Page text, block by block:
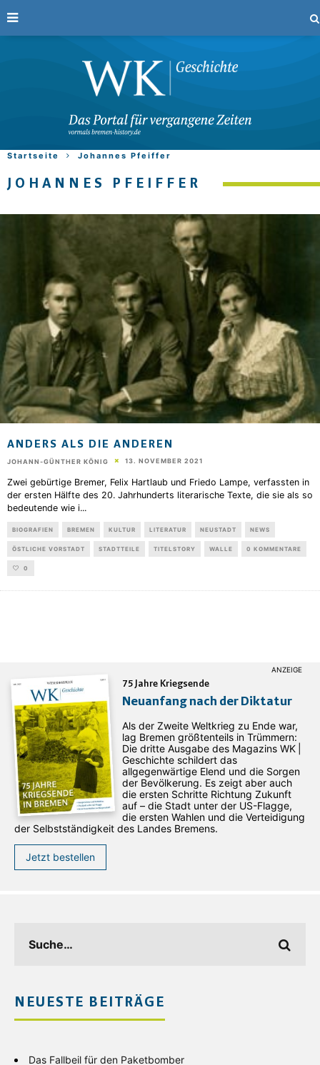
Startseite Johannes Pfeiffer
JOHANNES PFEIFFER
ANDERS ALS DIE ANDEREN
JOHANN-GÜNTHER KÖNIG 13. NOVEMBER 2021
Zwei gebürtige Bremer, Felix Hartlaub und Friedo Lampe, verfassten in
der ersten Hälfte des 20. Jahrhunderts literarische Texte, die sie als so
bedeutende wie i...
BIOGRAFIEN BREMEN KULTUR LITERATUR NEUSTADT NEWS
ÖSTLICHE VORSTADT STADTTEILE TITELSTORY WALLE 0 KOMMENTARE
0
75 Jahre Kriegsende
Neuanfang nach der Diktatur
Als der Zweite Weltkrieg zu Ende war,
lag Bremen größtenteils in Trümmern:
Die dritte Ausgabe des ­Magazins WK |
Geschichte schildert das
allgegenwärtige Elend und die Sorgen
der Bevölkerung. Es zeigt aber auch
die ersten Schritte Richtung Zukunft
auf – die Stadt unter der US-Flagge,
die ersten Wahlen und die Verteidigung
der Selbstständigkeit des Landes Bremens.
Jetzt bestellen
NEUESTE BEITRÄGE
Das Fallbeil für den Paketbomber